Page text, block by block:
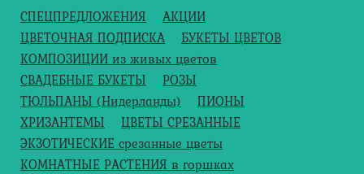
СПЕЦПРЕДЛОЖЕНИЯ
АКЦИИ
ЦВЕТОЧНАЯ ПОДПИСКА
БУКЕТЫ ЦВЕТОВ
КОМПОЗИЦИИ из живых цветов
СВАДЕБНЫЕ БУКЕТЫ
РОЗЫ
ТЮЛЬПАНЫ (Нидерланды)
ПИОНЫ
ХРИЗАНТЕМЫ
ЦВЕТЫ СРЕЗАННЫЕ
ЭКЗОТИЧЕСКИЕ срезанные цветы
КОМНАТНЫЕ РАСТЕНИЯ в горшках